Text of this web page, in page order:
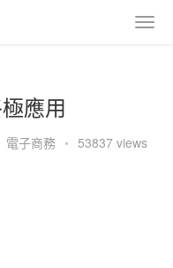
應用
電子商務 • 53837 views